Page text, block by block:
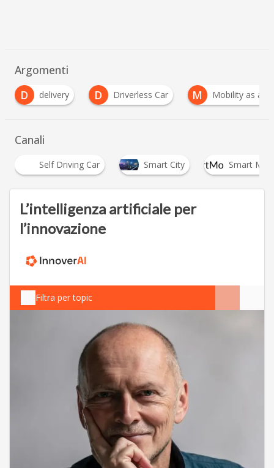
Argomenti
D Driverless Car M
Mobility as a Service
Canali
Self Driving Car Smart City
Smart Mobility
L’intelligenza artificiale per
l’innovazione
Filtra per topic